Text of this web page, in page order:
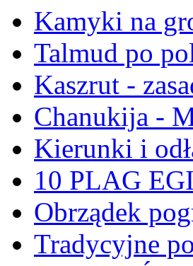
Kamyki na
Talmud po
Kaszrut -
Chanukija -
Kierunki i
10 PLAG
Obrządek
Tradycyjne